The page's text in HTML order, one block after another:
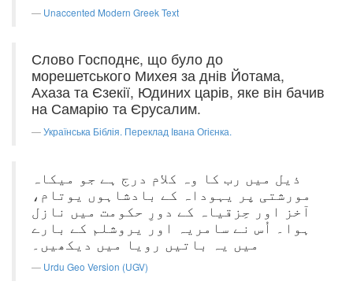
Unaccented Modern Greek Text
Слово Господнє, що було до
морешетського Михея за днів Йотама,
Ахаза та Єзекії, Юдиних царів, яке він бачив
на Самарію та Єрусалим.
Українська Біблія. Переклад Івана Огієнка.
ذیل میں رب کا وہ کلام درج ہے جو میکاہ
مورشتی پر یہوداہ کے بادشاہوں یوتام،
آخز اور حِزقیاہ کے دورِ حکومت میں نازل
ہوا۔ اُس نے سامریہ اور یروشلم کے بارے
میں یہ باتیں رویا میں دیکھیں۔
Urdu Geo Version (UGV)